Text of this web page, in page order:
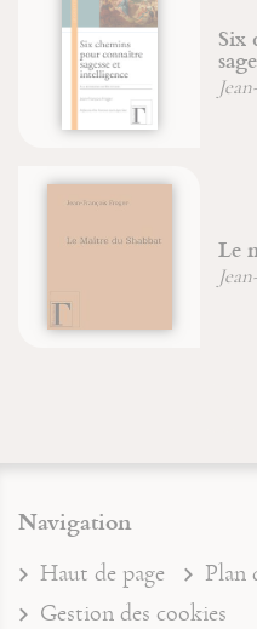
Six
Le
Navigation
Haut de page Plan
Gestion des cookies